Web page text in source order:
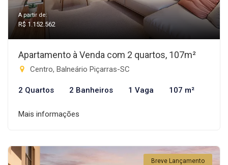
A partir de:
R$ 1.152.562
Apartamento à Venda com 2 quartos, 107m²
Centro, Balneário Piçarras-SC
2 Quartos 2 Banheiros 1 Vaga 107 m²
Mais informações
Breve Lançamento